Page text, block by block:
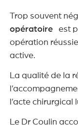
Trop souvent
opératoire est
opération
active.
La qualité de la
l’acte chirurgical
Le Dr Coulin